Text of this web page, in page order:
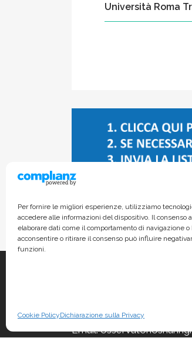
Per fornire le migliori esperienze, utilizziamo
accedere alle informazioni del dispositivo. Il consenso
elaborare dati come il comportamento di navigazione
acconsentire o ritirare il consenso può influire
funzioni.
Cookie PolicyDichiarazione sulla Privacy
Università Roma
Via Garigliano 61/A -
Email: